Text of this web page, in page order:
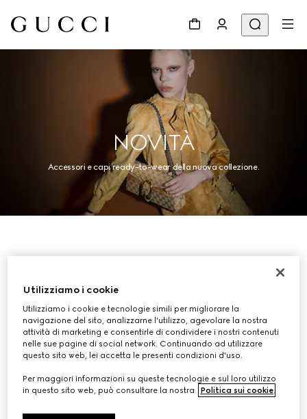
NOVITÀ
Accessori e capi ready-to-wear della nuova collezione.
ACQUISTA
Utilizziamo i cookie
Utilizziamo i cookie e tecnologie simili per migliorare la
navigazione del sito, analizzarne l'utilizzo, agevolare la nostra
attività di marketing e consentirle di condividere i nostri contenuti
nelle sue pagine di social network. Continuando ad utilizzare
questo sito web, lei accetta le presenti condizioni d'uso.
Per maggiori informazioni su queste tecnologie e sul loro utilizzo
in questo sito web, può consultare la nostra
Politica sui cookie